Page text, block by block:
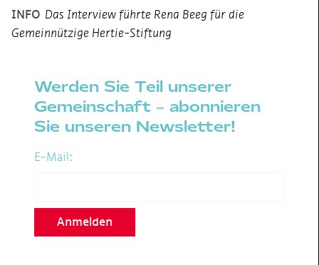
INFO Das Interview führte Rena Beeg für die
Gemeinnützige Hertie-Stiftung
Werden Sie Teil unserer
Gemeinschaft – abonnieren
Sie unseren Newsletter!
E-Mail:
Anmelden